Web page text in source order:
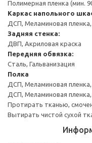
Полимерная пленка (мин.
Каркас напольного
ДСП, Меламиновая
Задняя стенка:
ДВП, Акриловая краска
Передняя обвязка:
Сталь, Гальванизация
Полка
ДСП, Меламиновая
ДСП, Меламиновая
Протирать тканью,
Вытирать чистой сухой